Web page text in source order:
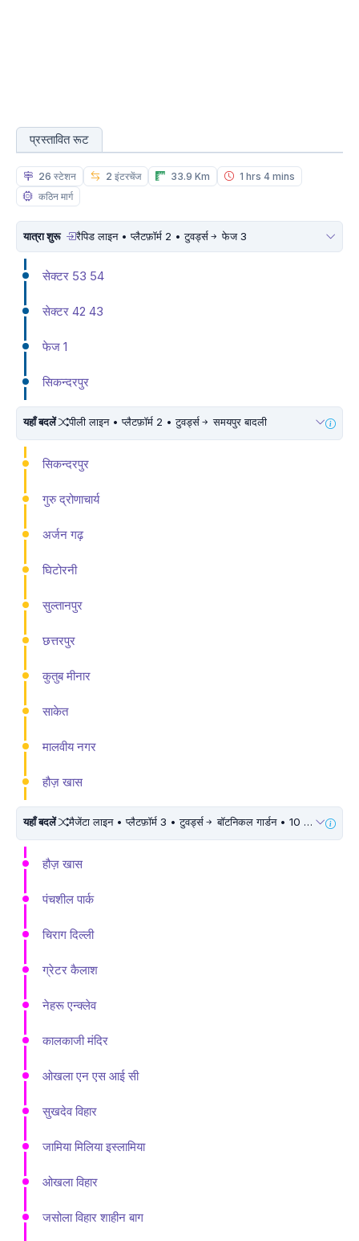
प्रस्तावित रूट
26 स्टेशन 2 इंटरचेंज 33.9 Km
1 hrs 4 mins
कठिन मार्ग
यात्रा शुरू रैपिड लाइन • प्लैटफ़ॉर्म 2 • टुवर्ड्स फेज 3
सेक्टर 53 54
सेक्टर 42 43
फेज 1
सिकन्दरपुर
यहाँ बदलें पीली लाइन • प्लैटफ़ॉर्म 2 • टुवर्ड्स समयपुर बादली
सिकन्दरपुर
गुरु द्रोणाचार्य
अर्जन गढ़
घिटोरनी
सुल्तानपुर
छत्तरपुर
कुतुब मीनार
साकेत
मालवीय नगर
हौज़ खास
यहाँ बदलें मैजेंटा लाइन • प्लैटफ़ॉर्म 3 • टुवर्ड्स बॉटनिकल गार्डन • 10 मिनट चलें
हौज़ खास
पंचशील पार्क
चिराग दिल्ली
ग्रेटर कैलाश
नेहरू एन्क्लेव
कालकाजी मंदिर
ओखला एन एस आई सी
सुखदेव विहार
जामिया मिलिया इस्लामिया
ओखला विहार
जसोला विहार शाहीन बाग